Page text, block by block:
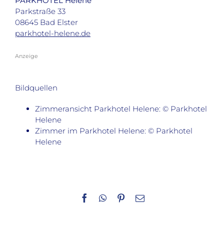
Parkstraße 33
08645 Bad Elster
parkhotel-helene.de
Anzeige
Bildquellen
Zimmeransicht Parkhotel Helene: © Parkhotel
Helene
Zimmer im Parkhotel Helene: © Parkhotel
Helene
Facebook
WhatsApp
Pinterest
E-